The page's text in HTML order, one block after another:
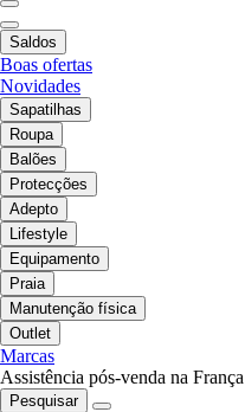
Saldos
Boas ofertas
Novidades
Sapatilhas
Roupa
Balões
Protecções
Adepto
Lifestyle
Equipamento
Praia
Manutenção física
Outlet
Marcas
Assistência pós-venda na França
Pesquisar